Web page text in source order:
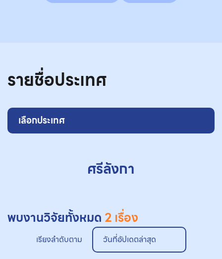
รายชื่อประเทศ
เลือกประเทศ
ศรีลังกา
พบงานวิจัยทั้งหมด 2 เรื่อง
เรียงลำดับตาม วันที่อัปเดตล่าสุด